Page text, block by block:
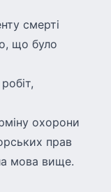
смерті
що було
охорони
прав
мова вище.